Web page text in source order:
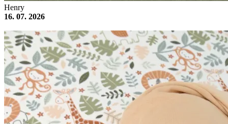
Henry
16. 07. 2026